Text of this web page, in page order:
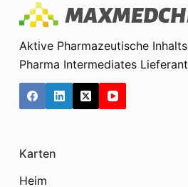
Aktive Pharmazeutische
Pharma Intermediates Lieferant
Karten
Heim